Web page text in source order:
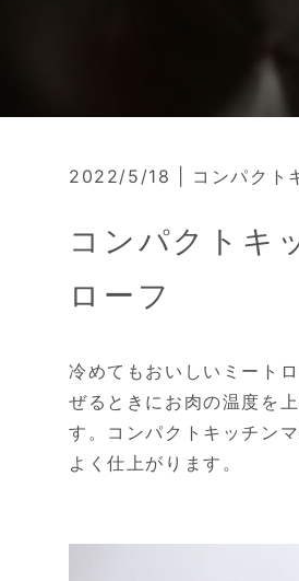
2022/5/18 | コンパクト
コンパクトキ
ローフ
冷めてもおいしいミート
ぜるときにお肉の温度を
す。コンパクトキッチン
よく仕上がります。